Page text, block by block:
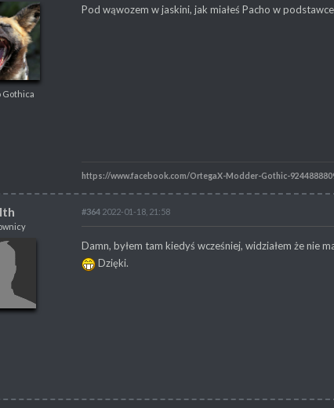
Użytkownicy
Bractwo Gothica
POSTY
Gothica
Pod wąwozem w jaskini, jak miałeś Pacho w
https://www.facebook.com/OrtegaX-Modder-Gothic-
Delth
#364 2022-01-18, 21:58
Damn, byłem tam kiedyś wcześniej, widziałem że nie
Dzięki.